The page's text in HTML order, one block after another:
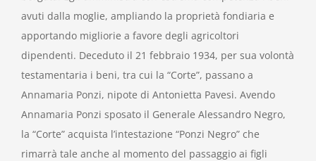
avuti dalla moglie, ampliando la proprietà fondiaria e
apportando migliorie a favore degli agricoltori
dipendenti. Deceduto il 21 febbraio 1934, per sua volontà
testamentaria i beni, tra cui la “Corte”, passano a
Annamaria Ponzi, nipote di Antonietta Pavesi. Avendo
Annamaria Ponzi sposato il Generale Alessandro Negro,
la “Corte” acquista l’intestazione “Ponzi Negro” che
rimarrà tale anche al momento del passaggio ai figli